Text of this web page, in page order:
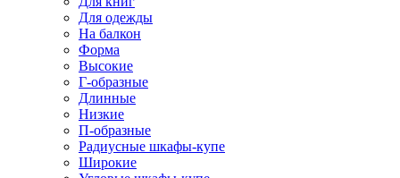
Для одежды
На балкон
Форма
Высокие
Г-образные
Длинные
Низкие
П-образные
Радиусные шкафы-купе
Широкие